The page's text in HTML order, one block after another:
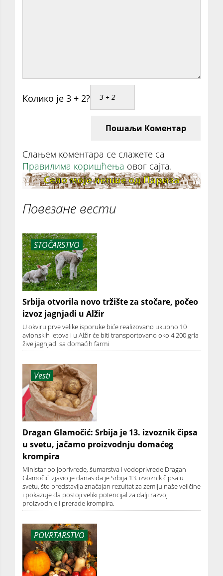
Колико је 3 + 2?
Пошаљи Коментар
Слањем коментара се слажете са
Правилима коришћења овог сајта.
Повезане вести
STOČARSTVO
Srbija otvorila novo tržište za stočare, počeo
izvoz jagnjadi u Alžir
U okviru prve velike isporuke biće realizovano ukupno 10
avionskih letova i u Alžir će biti transportovano oko 4.200 grla
žive jagnjadi sa domaćih farmi
Vesti
Dragan Glamočić: Srbija je 13. izvoznik čipsa
u svetu, jačamo proizvodnju domaćeg
krompira
Ministar poljoprivrede, šumarstva i vodoprivrede Dragan
Glamočić izjavio je danas da je Srbija 13. izvoznik čipsa u
svetu, što predstavlja značajan rezultat za zemlju naše veličine
i pokazuje da postoji veliki potencijal za dalji razvoj
proizvodnje i prerade krompira.
POVRTARSTVO